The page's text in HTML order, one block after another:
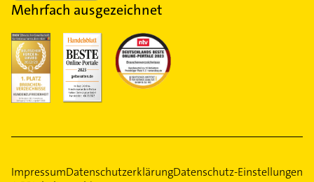
Mehrfach ausgezeichnet
ImpressumDatenschutzerklärungDatenschutz-Einstellungen